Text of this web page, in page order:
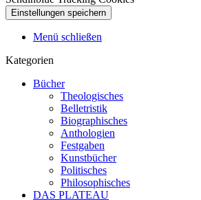
Menü schließen
Kategorien
Bücher
Theologisches
Belletristik
Biographisches
Anthologien
Festgaben
Kunstbücher
Politisches
Philosophisches
DAS PLATEAU